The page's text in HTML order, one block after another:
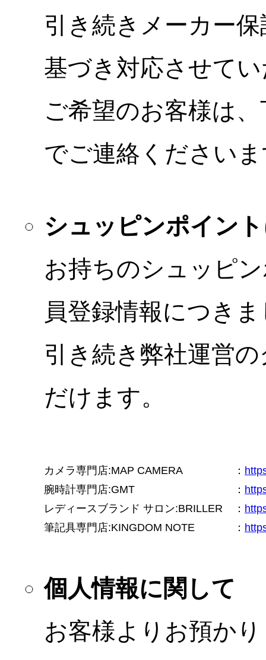
引き続きメーカー
基づき対応させて
ご希望のお客様は
でご連絡ください
シュッピンポイン
お持ちのシュッピ
員登録情報につき
引き続き弊社運営
だけます。
カメラ専門店:MAP CAMERA ：
腕時計専門店:GMT
：
レディースブランド サロン:BRILLER
：
筆記具専門店:KINGDOM NOTE
：
個人情報に関して
お客様よりお預か